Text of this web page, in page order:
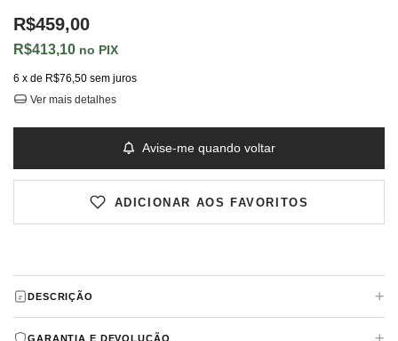
R$459,00
R$413,10 PIX
6 x de R$76,50 sem juros
Ver mais detalhes
Avise-me quando voltar
ADICIONAR AOS FAVORITOS
DESCRIÇÃO +
GARANTIA E DEVOLUÇÃO